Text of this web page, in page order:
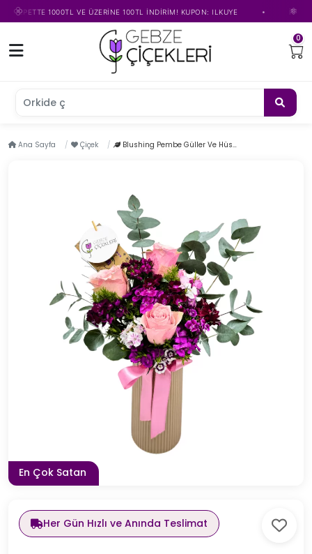
1000TL VE ÜZERİNE 100TL İNDİRİM! KUPON: ILKUYE İLK
0
Orkide çiçe
Ana Sayfa Çiçek Blushing Pembe Güller Ve Hüsnuyusuflar
En Çok Satan
Her Gün Hızlı ve Anında Teslimat